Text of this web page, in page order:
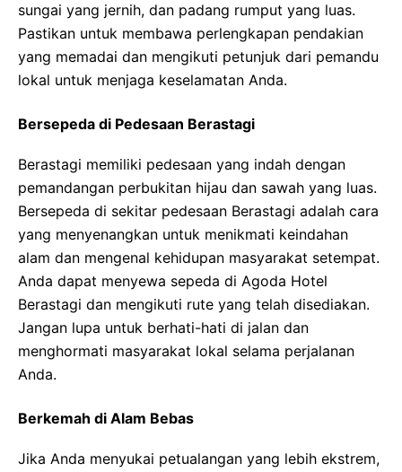
sungai yang jernih, dan padang rumput yang luas.
Pastikan untuk membawa perlengkapan pendakian
yang memadai dan mengikuti petunjuk dari pemandu
lokal untuk menjaga keselamatan Anda.
Bersepeda di Pedesaan Berastagi
Berastagi memiliki pedesaan yang indah dengan
pemandangan perbukitan hijau dan sawah yang luas.
Bersepeda di sekitar pedesaan Berastagi adalah cara
yang menyenangkan untuk menikmati keindahan
alam dan mengenal kehidupan masyarakat setempat.
Anda dapat menyewa sepeda di Agoda Hotel
Berastagi dan mengikuti rute yang telah disediakan.
Jangan lupa untuk berhati-hati di jalan dan
menghormati masyarakat lokal selama perjalanan
Anda.
Berkemah di Alam Bebas
Jika Anda menyukai petualangan yang lebih ekstrem,